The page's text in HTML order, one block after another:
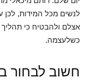
לנשים מכל המידות,
אצלם ולהבטיח כי
כשלעצמה.
חשוב לבחור